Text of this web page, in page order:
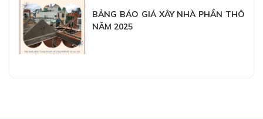
BẢNG BÁO GIÁ XÂY NHÀ PHẦN THÔ
NĂM 2025